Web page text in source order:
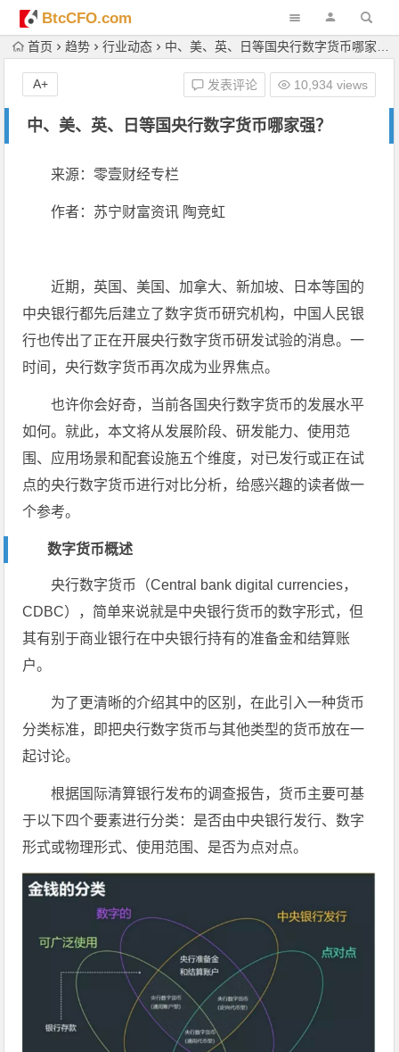
BtcCFO.com
首页 趋势 行业动态 中、美、英、日等国央行数字货币哪家强？
中、美、英、日等国央行数字货币哪家强？
发表评论 10,934 views
A+
来源：零壹财经专栏
作者：苏宁财富资讯 陶竞虹
近期，英国、美国、加拿大、新加坡、日本等国的
中央银行都先后建立了数字货币研究机构，中国人民银
行也传出了正在开展央行数字货币研发试验的消息。一
时间，央行数字货币再次成为业界焦点。
也许你会好奇，当前各国央行数字货币的发展水平
如何。就此，本文将从发展阶段、研发能力、使用范
围、应用场景和配套设施五个维度，对已发行或正在试
点的央行数字货币进行对比分析，给感兴趣的读者做一
个参考。
数字货币概述
央行数字货币（Central bank digital currencies，
CDBC），简单来说就是中央银行货币的数字形式，但
其有别于商业银行在中央银行持有的准备金和结算账
户。
为了更清晰的介绍其中的区别，在此引入一种货币
分类标准，即把央行数字货币与其他类型的货币放在一
起讨论。
根据国际清算银行发布的调查报告，货币主要可基
于以下四个要素进行分类：是否由中央银行发行、数字
形式或物理形式、使用范围、是否为点对点。